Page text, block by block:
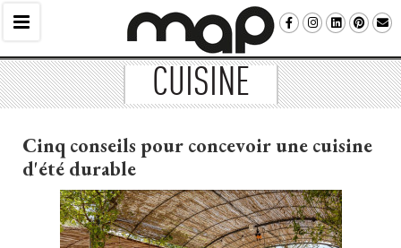
CUISINE
Cinq conseils pour concevoir une cuisine
d'été durable